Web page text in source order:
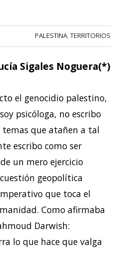
PALESTINA,TERRITORIOS
Sigales Noguera(*)
el genocidio palestino,
psicóloga, no escribo
que atañen a tal
escribo como ser
un mero ejercicio
geopolítica
que toca el
Como afirmaba
Darwish:
lo que hace que valga